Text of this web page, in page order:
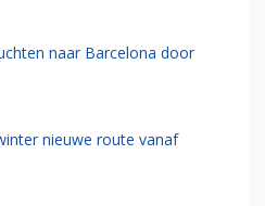
naar Barcelona door
nieuwe route vanaf